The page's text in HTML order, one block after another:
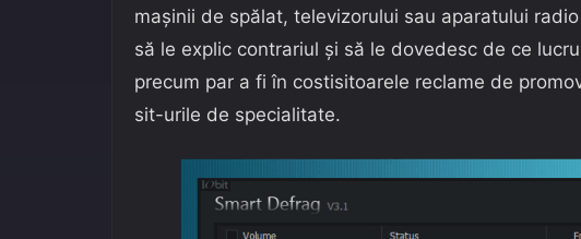
maşinii de spălat, televizorului sau aparatului
să le explic contrariul şi să le dovedesc de ce
precum par a fi în costisitoarele reclame de
sit-urile de specialitate.